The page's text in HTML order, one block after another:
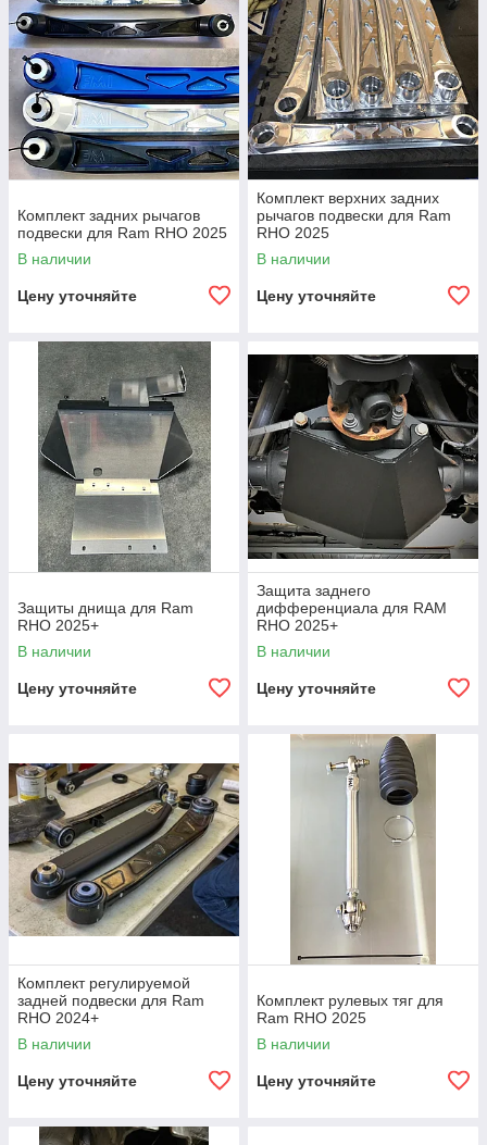
Комплект задних рычагов
подвески для Ram RHO 2025
В наличии
Цену уточняйте
Комплект верхних задних
рычагов подвески для Ram
RHO 2025
В наличии
Цену уточняйте
Защиты днища для Ram
RHO 2025+
В наличии
Цену уточняйте
Защита заднего
дифференциала для RAM
RHO 2025+
В наличии
Цену уточняйте
Комплект регулируемой
задней подвески для Ram
RHO 2024+
В наличии
Цену уточняйте
Комплект рулевых тяг для
Ram RHO 2025
В наличии
Цену уточняйте